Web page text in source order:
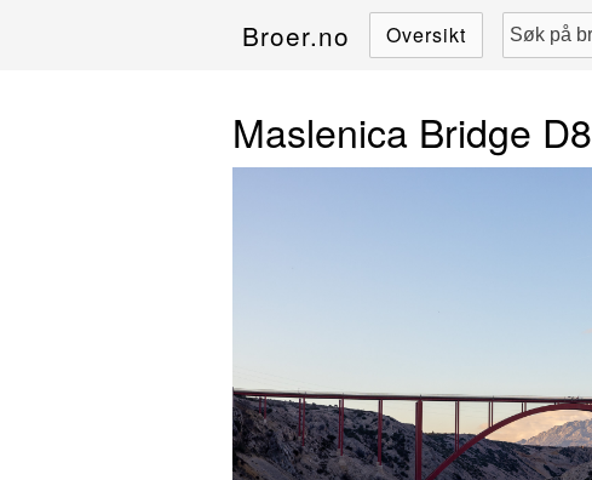
Broer.no Oversikt
Maslenica Bridge D8